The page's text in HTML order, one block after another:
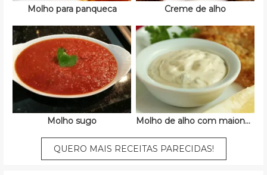
Molho para panqueca Creme de alho
Molho sugo Molho de alho com maionese
QUERO MAIS RECEITAS PARECIDAS!